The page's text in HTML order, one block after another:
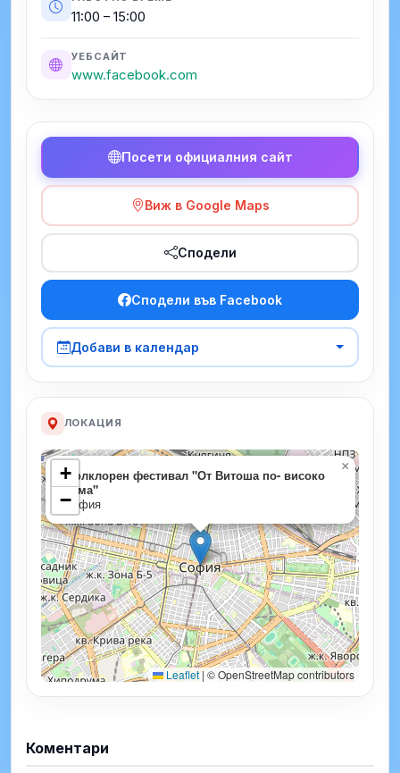
11:00 – 15:00
УЕБСАЙТ
www.facebook.com
Посети официалния сайт
Виж в Google Maps
Сподели
Сподели във Facebook
Добави в календар
ЛОКАЦИЯ
Фолклорен фестивал "От Витоша по- високо
нема"
София
×
+
−
Leaflet|© OpenStreetMap contributors
Коментари